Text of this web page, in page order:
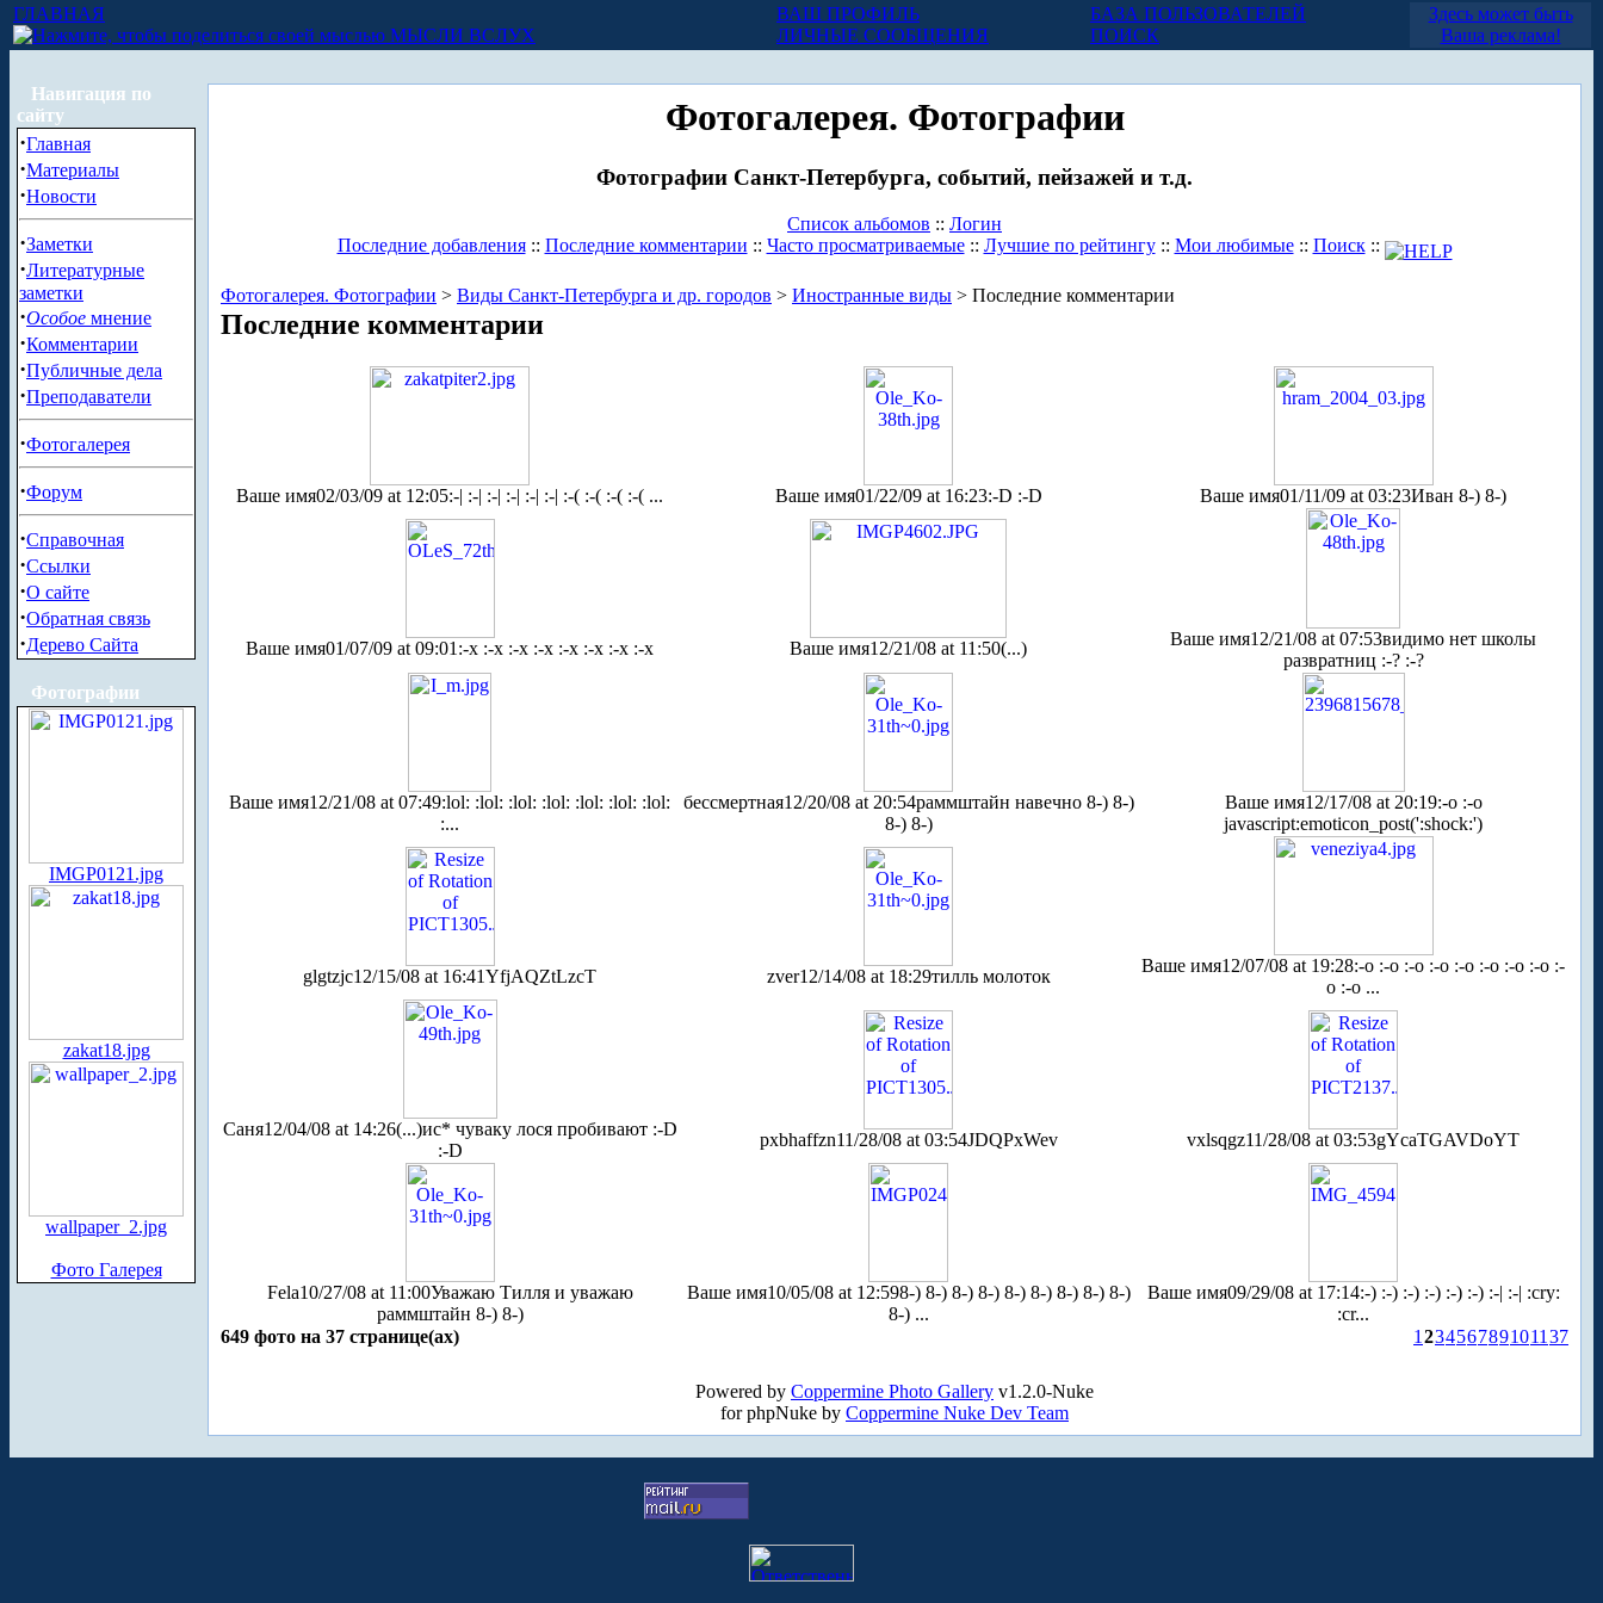
ГЛАВНАЯ
МЫСЛИ ВСЛУХ
ВАШ ПРОФИЛЬ
ЛИЧНЫЕ СООБЩЕНИЯ
БАЗА ПОЛЬЗОВАТЕЛЕЙ
ПОИСК
Здесь может быть
Ваша реклама!
Навигация по
сайту
·Главная
·Материалы
·Новости
·Заметки
·Литературные
заметки
·Особое мнение
·Комментарии
·Публичные дела
·Преподаватели
·Фотогалерея
·Форум
·Справочная
·Ссылки
·О сайте
·Обратная связь
·Дерево Сайта
Фотографии
IMGP0121.jpg
zakat18.jpg
wallpaper_2.jpg
Фото Галерея
Фотогалерея. Фотографии
Фотографии Санкт-Петербурга, событий, пейзажей и т.д.
Список альбомов :: Логин
Последние добавления:: Последние комментарии :: Часто просматриваемые:: Лучшие по рейтингу:: Мои любимые:: Поиск::
Фотогалерея. Фотографии > Виды Санкт-Петербурга и др. городов > Иностранные виды > Последние комментарии
Последние комментарии
Ваше имя02/03/09 at 12:05:-| :-| :-| :-| :-| :-| :-( :-( :-( :-( ... Ваше имя01/22/09 at 16:23:-D :-D Ваше имя01/11/09 at 03:23Иван 8-) 8-)
Ваше имя01/07/09 at 09:01 :-x :-x :-x :-x :-x :-x :-x :-x Ваше имя12/21/08 at 11:50(...) Ваше имя12/21/08 at 07:53видимо нет школы
развратниц :-? :-?
Ваше имя12/21/08 at 07:49:lol: :lol: :lol: :lol: :lol: :lol: :lol:
:...
бессмертная12/20/08 at 20:54раммштайн навечно 8-) 8-)
8-) 8-)
Ваше имя12/17/08 at 20:19:-o :-o
javascript:emoticon_post(':shock:')
glgtzjc12/15/08 at 16:41YfjAQZtLzcT zver12/14/08 at 18:29тилль молоток
Ваше имя12/07/08 at 19:28:-o :-o :-o :-o :-o :-o :-o :-o :-
o :-o ...
Саня12/04/08 at 14:26(...)ис* чуваку лося пробивают :-D
:-D
pxbhaffzn11/28/08 at 03:54JDQPxWev vxlsqgz11/28/08 at 03:53gYcaTGAVDoYT
Fela10/27/08 at 11:00Уважаю Тилля и уважаю
раммштайн 8-) 8-)
Ваше имя10/05/08 at 12:598-) 8-) 8-) 8-) 8-) 8-) 8-) 8-) 8-)
8-) ...
Ваше имя09/29/08 at 17:14:-) :-) :-) :-) :-) :-) :-| :-| :cry:
:cr...
649 фото на 37 странице(ах)
1 234567891011 37
Powered by Coppermine Photo Gallery v1.2.0-Nuke
for phpNuke by Coppermine Nuke Dev Team